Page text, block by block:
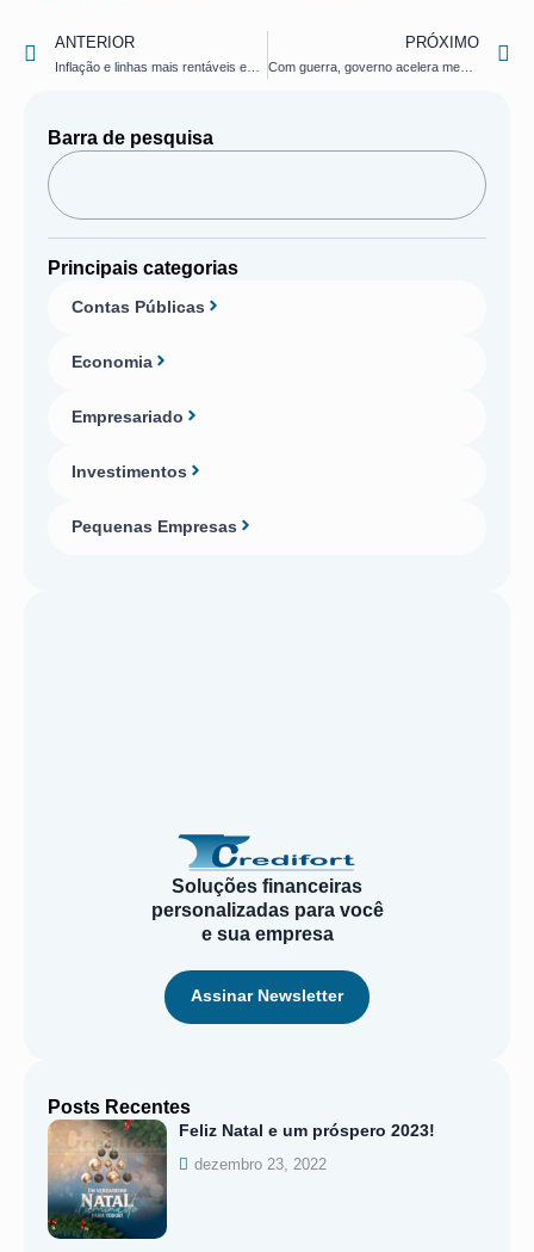
ANTERIOR PRÓXIMO
Com guerra, governo acelera medidas para atrair investimento estrangeiro para o Brasil
Barra de pesquisa
Principais categorias
Contas Públicas
Economia
Empresariado
Investimentos
Pequenas Empresas
Soluções financeiras
personalizadas para você
e sua empresa
Assinar Newsletter
Posts Recentes
Feliz Natal e um próspero 2023!
dezembro 23, 2022